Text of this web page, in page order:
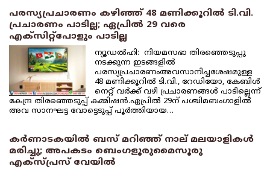
പരസ്യപ്രചാരണം കഴിഞ്ഞ് 48 മണിക്കൂറില്‍ ടി.വി.
പ്രചാരണം പാടില്ല; ഏപ്രില്‍ 29 വരെ
എക്‌സിറ്റ്‌പോളും പാടില്ല
ന്യൂഡല്‍ഹി: നിയമസഭാ തിരഞ്ഞെടുപ്പു
നടക്കുന്ന ഇടങ്ങളില്‍
പരസ്യപ്രചാരണംഅവസാനിച്ചശേഷമുള്ള
48 മണിക്കൂറില്‍ ടി.വി., റേഡിയോ, കേബിള്‍
നെറ്റ് വര്‍ക്ക് വഴി പ്രചാരണങ്ങള്‍ പാടില്ലെന്ന്
കേന്ദ്ര തിരഞ്ഞെടുപ്പ് കമ്മിഷന്‍.ഏപ്രില്‍ 29ന് പശ്ചിമബംഗാളില്‍
അവ സാനഘട്ട വോട്ടെടുപ്പ് പൂര്‍ത്തിയായ…
കര്‍ണാടകയില്‍ ബസ് മറിഞ്ഞ് നാല് മലയാളികള്‍
മരിച്ചു; അപകടം ബെംഗളൂരുമൈസൂരു
എക്‌സ്പ്രസ് വേയില്‍